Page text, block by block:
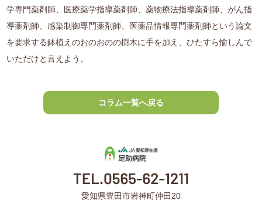
学専門薬剤師、医療薬学指導薬剤師、薬物療法指導薬剤師、がん指
導薬剤師、感染制御専門薬剤師、医薬品情報専門薬剤師という論文
を要求する鉢植えのおのおのの樹木に手を加え、ひたすら愉しんで
いただけと言えよう。
コラム一覧へ戻る
愛知県豊田市岩神町仲田20